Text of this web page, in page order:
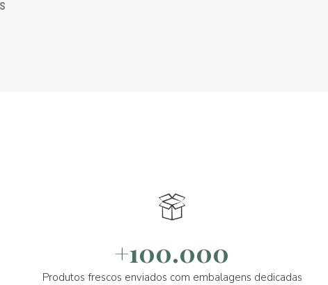
+100.000
Produtos frescos enviados com embalagens dedicadas